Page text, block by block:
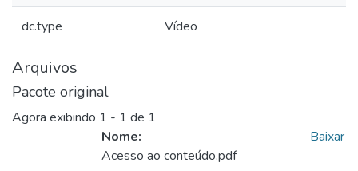
dc.type Vídeo
Arquivos
Pacote original
Agora exibindo 1 - 1 de 1
Nome:
Acesso ao conteúdo.pdf
Baixar